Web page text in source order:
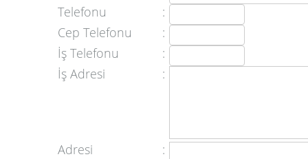
Telefonu
:
Cep Telefonu
:
İş Telefonu
:
İş Adresi
:
Adresi :